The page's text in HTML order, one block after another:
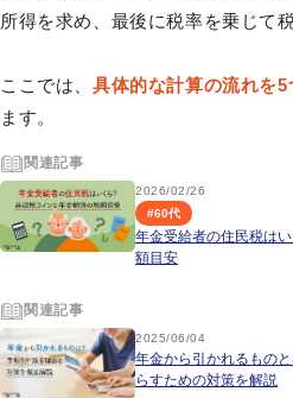
所得を求め、最後に税率を乗じて
ここでは、 具体的な計算の流れを
ます。
関連記事
2026/02/26
#60代
年金受給者の住民税は
額目安
関連記事
2025/06/04
年金から引かれるもの
らすための対策を解説